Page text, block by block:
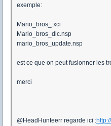
exemple:
Mario_bros_.xci
Mario_bros_dlc.nsp
mario_bros_update.nsp
est ce que on peut fusionner les
merci
@HeadHunteerr regarde ici :